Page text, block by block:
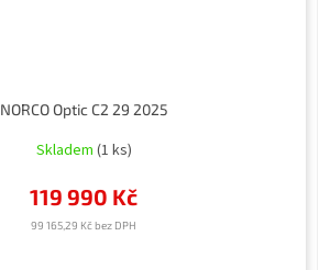
NORCO Optic C2 29 2025
Skladem (1 ks)
99 165,29 Kč bez DPH
119 990 Kč